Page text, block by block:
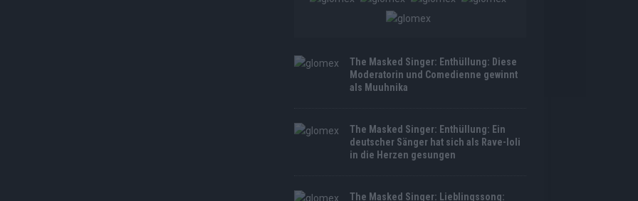
The Masked Singer: Enthüllung: Diese
Moderatorin und Comedienne gewinnt
als Muuhnika
The Masked Singer: Enthüllung: Ein
deutscher Sänger hat sich als Rave-Ioli
in die Herzen gesungen
The Masked Singer: Lieblingssong: